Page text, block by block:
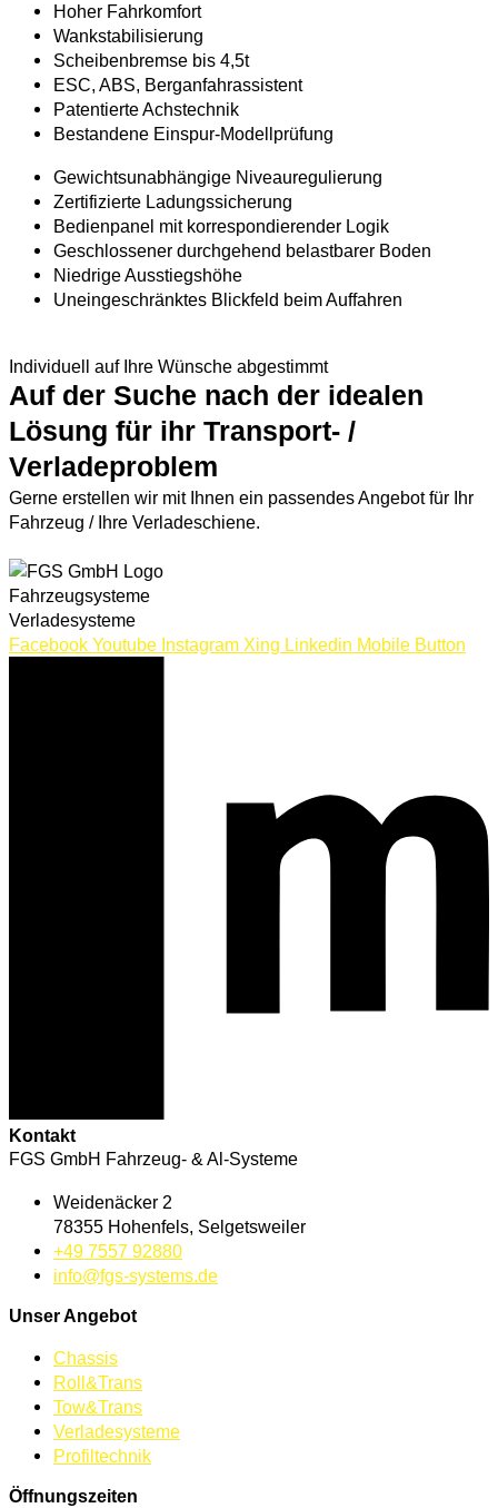
Hoher Fahrkomfort
Wankstabilisierung
Scheibenbremse bis 4,5t
ESC, ABS, Berganfahrassistent
Patentierte Achstechnik
Bestandene Einspur-Modellprüfung
Gewichtsunabhängige Niveauregulierung
Zertifizierte Ladungssicherung
Bedienpanel mit korrespondierender Logik
Geschlossener durchgehend belastbarer Boden
Niedrige Ausstiegshöhe
Uneingeschränktes Blickfeld beim Auffahren
Individuell auf Ihre Wünsche abgestimmt
Auf der Suche nach der idealen
Lösung für ihr Transport- /
Verladeproblem
Gerne erstellen wir mit Ihnen ein passendes Angebot für Ihr
Fahrzeug / Ihre Verladeschiene.
Fahrzeugsysteme
Verladesysteme
Facebook Youtube Instagram Xing Linkedin Mobile Button
Kontakt
FGS GmbH Fahrzeug- & Al-Systeme
Weidenäcker 2
78355 Hohenfels, Selgetsweiler
+49 7557 92880
info@fgs-systems.de
Unser Angebot
Chassis
Roll&Trans
Tow&Trans
Verladesysteme
Profiltechnik
Öffnungszeiten